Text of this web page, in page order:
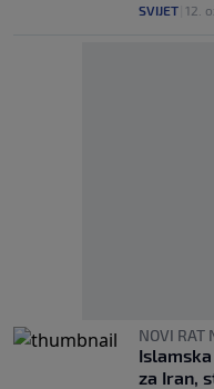
SVIJET 12.
NOVI RAT
za Iran,